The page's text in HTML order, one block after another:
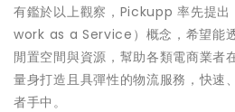
有鑑於以上觀察，Pickupp 率先提出
work as a Service）概念，希望能
閒置空間與資源，幫助各類電商業者
量身打造且具彈性的物流服務，快速
者手中。